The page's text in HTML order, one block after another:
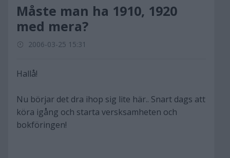
Måste man ha 1910, 1920
med mera?
2006-03-25 15:31
Hallå!
Nu börjar det dra ihop sig lite här.. Snart dags att
köra igång och starta versksamheten och
bokföringen!